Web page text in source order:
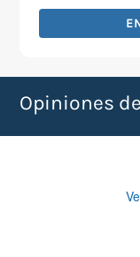
Opiniones